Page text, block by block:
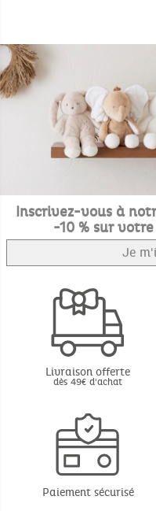
Inscrivez-vous à
-10 % sur
Je
Livraison offerte
dès 49€ d'achat
Paiement sécurisé